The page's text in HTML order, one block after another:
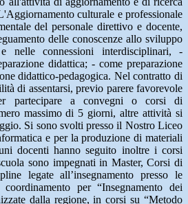
culturale e professionale
del personale direttivo e docente,
delle conoscenze allo sviluppo
nelle connessioni interdisciplinari, -
didattica; - come preparazione
didattico-pedagogica. Nel contratto di
di assentarsi, previo parere favorevole
partecipare a convegni o corsi di
massimo di 5 giorni, altre attività si
Si sono svolti presso il Nostro Liceo
e per la produzione di materiali
docenti hanno seguito inoltre i corsi
sono impegnati in Master, Corsi di
legate all’insegnamento presso le
per “Insegnamento dei
dalla regione, in corsi su “Metodo